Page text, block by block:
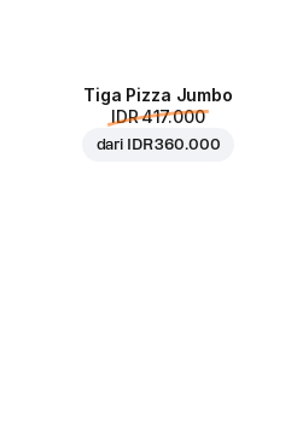
Tiga Pizza Jumbo
IDR 417.000
dari IDR 360.000